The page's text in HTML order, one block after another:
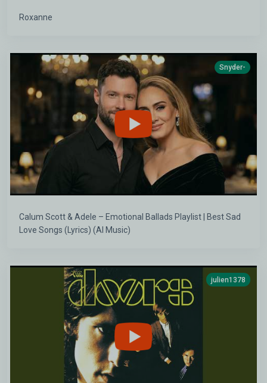
Roxanne
Snyder-
Calum Scott & Adele – Emotional Ballads Playlist | Best Sad
Love Songs (Lyrics) (AI Music)
julien1378